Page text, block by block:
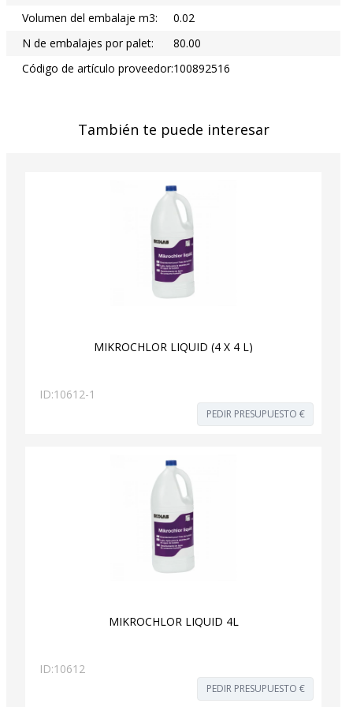
Volumen del embalaje m3:
0.02
N de embalajes por palet:
80.00
Código de artículo proveedor:100892516
También te puede interesar
MIKROCHLOR LIQUID (4 X 4 L)
ID:10612-1
PEDIR PRESUPUESTO €
MIKROCHLOR LIQUID 4L
ID:10612
PEDIR PRESUPUESTO €